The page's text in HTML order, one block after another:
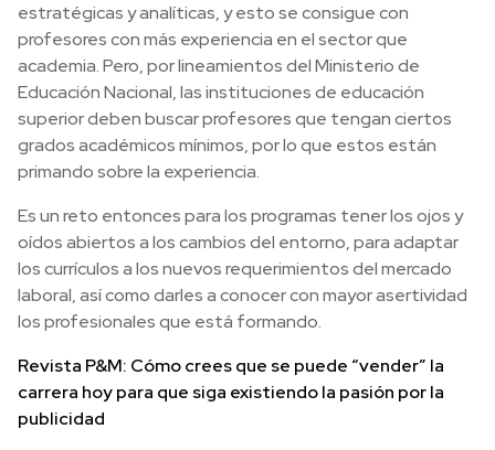
estratégicas y analíticas, y esto se consigue con
profesores con más experiencia en el sector que
academia. Pero, por lineamientos del Ministerio de
Educación Nacional, las instituciones de educación
superior deben buscar profesores que tengan ciertos
grados académicos mínimos, por lo que estos están
primando sobre la experiencia.
Es un reto entonces para los programas tener los ojos y
oídos abiertos a los cambios del entorno, para adaptar
los currículos a los nuevos requerimientos del mercado
laboral, así como darles a conocer con mayor asertividad
los profesionales que está formando.
Revista P&M: Cómo crees que se puede “vender” la
carrera hoy para que siga existiendo la pasión por la
publicidad